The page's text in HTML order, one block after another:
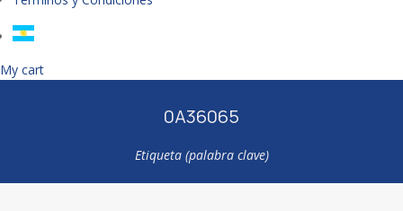
My cart
0A36065
Etiqueta (palabra clave)